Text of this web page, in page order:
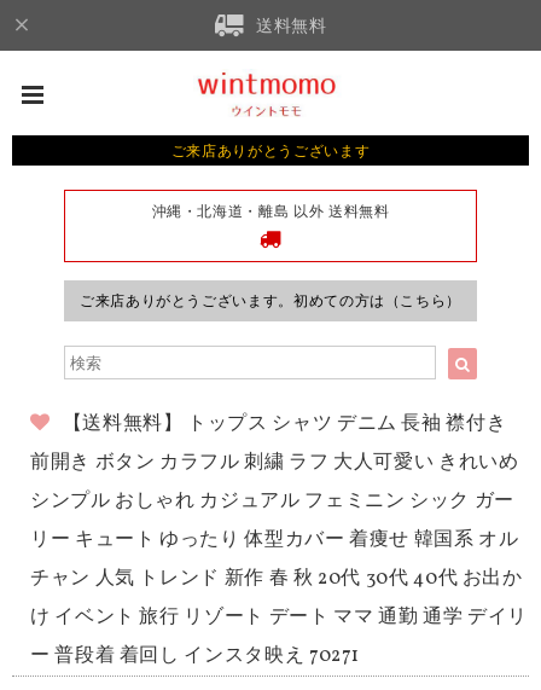
送料無料
ご来店ありがとうございます
沖縄・北海道・離島 以外 送料無料
ご来店ありがとうございます。初めての方は（こちら）
【送料無料】 トップス シャツ デニム 長袖 襟付き
前開き ボタン カラフル 刺繍 ラフ 大人可愛い きれいめ
シンプル おしゃれ カジュアル フェミニン シック ガー
リー キュート ゆったり 体型カバー 着痩せ 韓国系 オル
チャン 人気 トレンド 新作 春 秋 20代 30代 40代 お出か
け イベント 旅行 リゾート デート ママ 通勤 通学 デイリ
ー 普段着 着回し インスタ映え 70271